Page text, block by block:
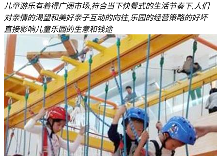
儿童游乐有着得广阔市场,符合当下快餐式的生活节奏下,人们
对亲情的渴望和美好亲子互动的向往,乐园的经营策略的好坏
直接影响儿童乐园的生意和钱途